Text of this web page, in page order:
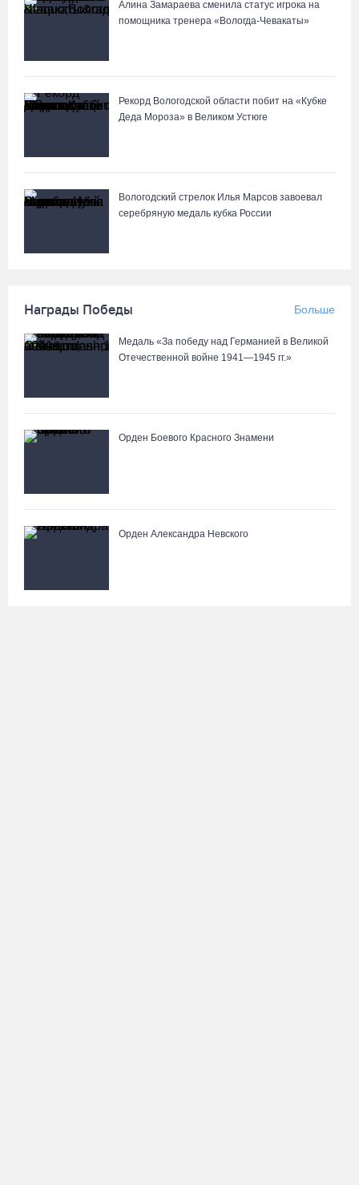
Алина Замараева сменила статус игрока на
помощника тренера «Вологда-Чевакаты»
Рекорд Вологодской области побит на «Кубке
Деда Мороза» в Великом Устюге
Вологодский стрелок Илья Марсов завоевал
серебряную медаль кубка России
Награды Победы Больше
Медаль «За победу над Германией в Великой
Отечественной войне 1941—1945 гг.»
Орден Боевого Красного Знамени
Орден Александра Невского